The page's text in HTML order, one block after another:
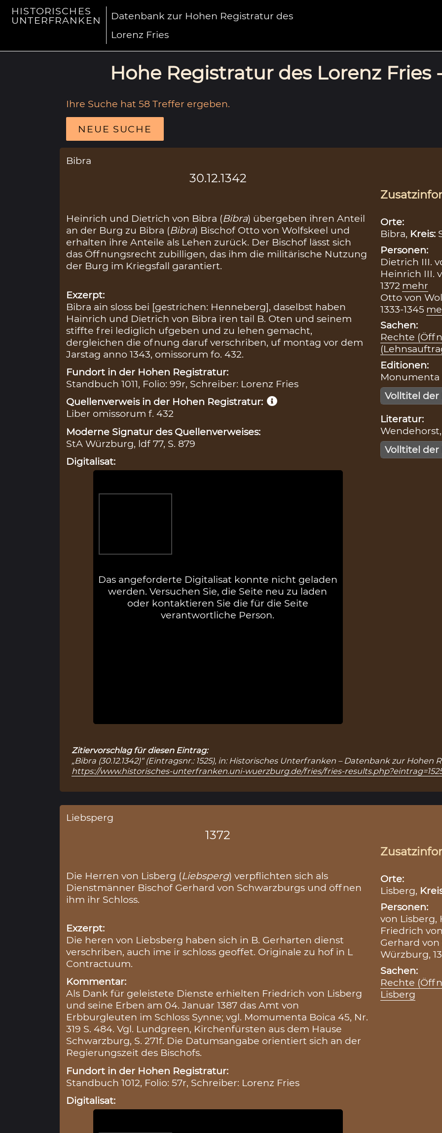
HISTORISCHES
UNTERFRANKEN
Datenbank zur Hohen Registratur des
Lorenz Fries
Hohe Registratur des Lorenz Fries
Ihre Suche hat 58 Treffer ergeben.
NEUE SUCHE
Bibra
30.12.1342
Heinrich und Dietrich von Bibra (Bibra) übergeben ihren Anteil
an der Burg zu Bibra (Bibra) Bischof Otto von Wolfskeel und
erhalten ihre Anteile als Lehen zurück. Der Bischof lässt sich
das Öffnungsrecht zubilligen, das ihm die militärische Nutzung
der Burg im Kriegsfall garantiert.
Exzerpt:
Bibra ain sloss bei [gestrichen: Henneberg], daselbst haben
Hainrich und Dietrich von Bibra iren tail B. Oten und seinem
stiffte frei lediglich ufgeben und zu lehen gemacht,
dergleichen die ofnung daruf verschriben, uf montag vor dem
Jarstag anno 1343, omissorum fo. 432.
Fundort in der Hohen Registratur:
Standbuch 1011, Folio: 99r, Schreiber: Lorenz Fries
Quellenverweis in der Hohen Registratur:
Liber omissorum f. 432
Moderne Signatur des Quellenverweises:
StA Würzburg, ldf 77, S. 879
Digitalisat:
Das angeforderte Digitalisat konnte nicht geladen
werden. Versuchen Sie, die Seite neu zu laden
oder kontaktieren Sie die für die Seite
verantwortliche Person.
Orte:
Bibra, Kreis:
Personen:
Dietrich III.
Heinrich III.
1372 mehr
Otto von
1333-1345
Sachen:
Rechte
Editionen:
Monumenta
Volltitel der
Literatur:
Volltitel
Zitiervorschlag für diesen Eintrag:
„Bibra (30.12.1342)“ (Eintragsnr.: 1525), in: Historisches Unterfranken – Datenbank zur Hohen
https://www.historisches-unterfranken.uni-wuerzburg.de/fries/fries-
Liebsperg
1372
Die Herren von Lisberg (Liebsperg) verpflichten sich als
Dienstmänner Bischof Gerhard von Schwarzburgs und öffnen
ihm ihr Schloss.
Exzerpt:
Die heren von Liebsberg haben sich in B. Gerharten dienst
verschriben, auch ime ir schloss geoffet. Originale zu hof in L
Contractuum.
Kommentar:
Als Dank für geleistete Dienste erhielten Friedrich von Lisberg
und seine Erben am 04. Januar 1387 das Amt von
Erbburgleuten im Schloss Synne; vgl. Momumenta Boica 45, Nr.
319 S. 484. Vgl. Lundgreen, Kirchenfürsten aus dem Hause
Schwarzburg, S. 271f. Die Datumsangabe orientiert sich an der
Regierungszeit des Bischofs.
Fundort in der Hohen Registratur:
Standbuch 1012, Folio: 57r, Schreiber: Lorenz Fries
Digitalisat:
Orte:
Lisberg,
Personen:
von Lisberg,
Friedrich
Gerhard
Würzburg,
Sachen:
Rechte
Lisberg